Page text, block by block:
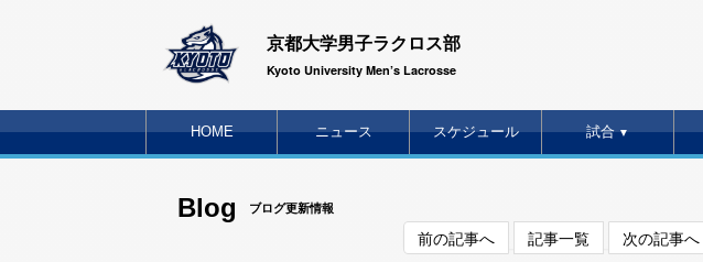
京都大学男子ラクロス部
Kyoto University Men’s Lacrosse
HOME ニュース スケジュール 試合▼
Blog ブログ更新情報
前の記事へ 記事一覧 次の記事へ